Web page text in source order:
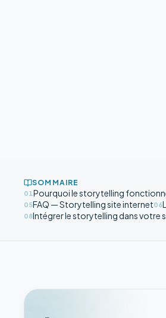
SOMMAIRE
01Pourquoi le storytelling
05FAQ — Storytelling site internet06
08Intégrer le storytelling dans votre